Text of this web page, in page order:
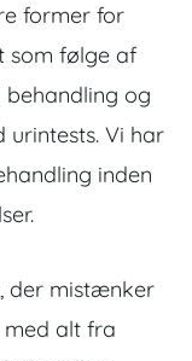
former for
som følge af
og
Vi har
inden
der mistænker
alt fra